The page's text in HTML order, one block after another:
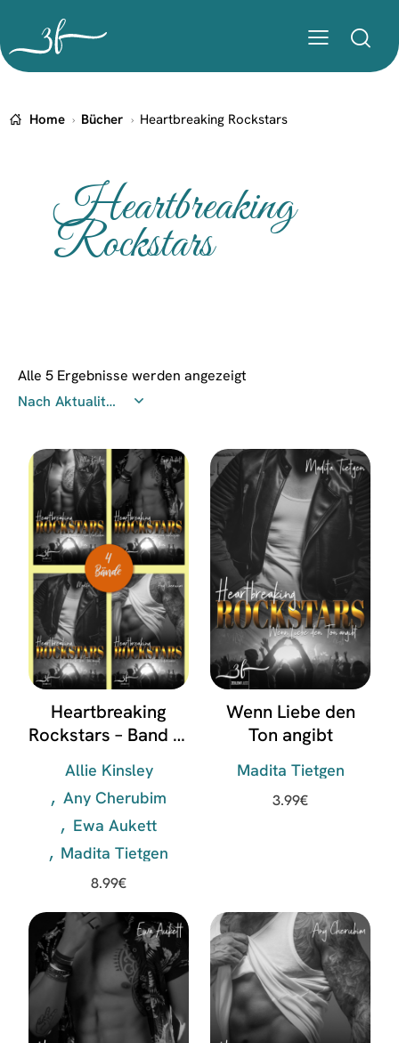
Home Bücher Heartbreaking Rockstars
Heartbreaking
Rockstars
Alle 5 Ergebnisse werden angezeigt
Heartbreaking
Rockstars – Band 1-
Allie Kinsley
Any Cherubim
Ewa Aukett
Madita Tietgen
8.99€
Wenn Liebe den
Ton angibt
Madita Tietgen
3.99€